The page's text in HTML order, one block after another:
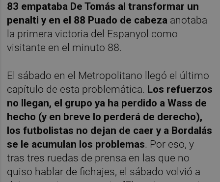
83 empataba De Tomás al transformar un
penalti y en el 88 Puado de cabeza anotaba
la primera victoria del Espanyol como
visitante en el minuto 88.
El sábado en el Metropolitano llegó el último
capítulo de esta problemática. Los refuerzos
no llegan, el grupo ya ha perdido a Wass de
hecho (y en breve lo perderá de derecho),
los futbolistas no dejan de caer y a Bordalás
se le acumulan los problemas. Por eso, y
tras tres ruedas de prensa en las que no
quiso hablar de fichajes, el sábado volvió a